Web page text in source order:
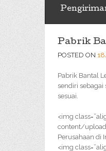
Pabrik
POSTED ON
Pabrik Bantal
sendiri
sesuai.
<img
content/
Perusahaan di
<img